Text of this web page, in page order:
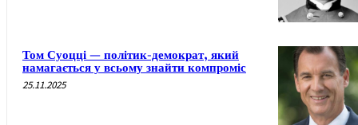
Том Суоцці — політик-демократ, який
намагається у всьому знайти компроміс
25.11.2025